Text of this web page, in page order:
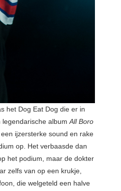
het Dog Eat Dog die er in
album All Boro
ijzersterke sound en rake
op. Het verbaasde dan
het podium, maar de dokter
zelfs van op een krukje,
die welgeteld een halve